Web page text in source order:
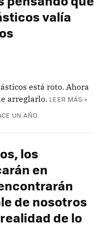
valía
está roto. Ahora
arreglarlo. LEER MÁS »
UN AÑO
los
en
de nosotros
de lo